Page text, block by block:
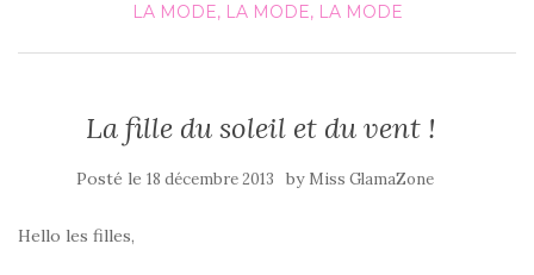
LA MODE, LA MODE, LA MODE
La fille du soleil et du vent !
Posté le 18 décembre 2013 by Miss GlamaZone
Hello les filles,